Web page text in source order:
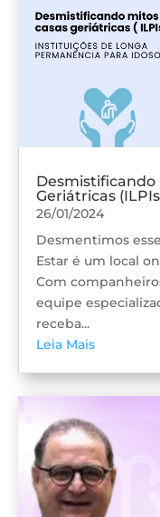
Desmistificando
Geriátricas
26/01/2024
Desmentimos
Estar é um local
Com
equipe
receba...
Leia Mais